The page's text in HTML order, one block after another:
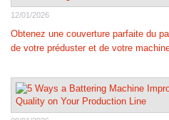
12/01/2026
Obtenez une couverture parfaite du
de votre préduster et de votre